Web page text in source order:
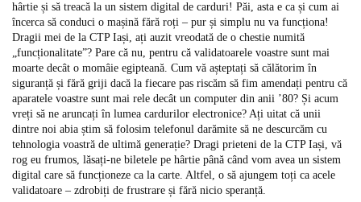
hârtie și să treacă la un sistem digital de carduri! Păi, asta e ca și cum ai
încerca să conduci o mașină fără roți – pur și simplu nu va funcționa!
Dragii mei de la CTP Iași, ați auzit vreodată de o chestie numită
„funcționalitate”? Pare că nu, pentru că validatoarele voastre sunt mai
moarte decât o momâie egipteană. Cum vă așteptați să călătorim în
siguranță și fără griji dacă la fiecare pas riscăm să fim amendați pentru că
aparatele voastre sunt mai rele decât un computer din anii ’80? Și acum
vreți să ne aruncați în lumea cardurilor electronice? Ați uitat că unii
dintre noi abia știm să folosim telefonul darămite să ne descurcăm cu
tehnologia voastră de ultimă generație? Dragi prieteni de la CTP Iași, vă
rog eu frumos, lăsați-ne biletele pe hârtie până când vom avea un sistem
digital care să funcționeze ca la carte. Altfel, o să ajungem toți ca acele
validatoare – zdrobiți de frustrare și fără nicio speranță.